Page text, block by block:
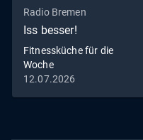
Radio Bremen
Iss besser!
Fitnessküche für die
Woche
12.07.2026